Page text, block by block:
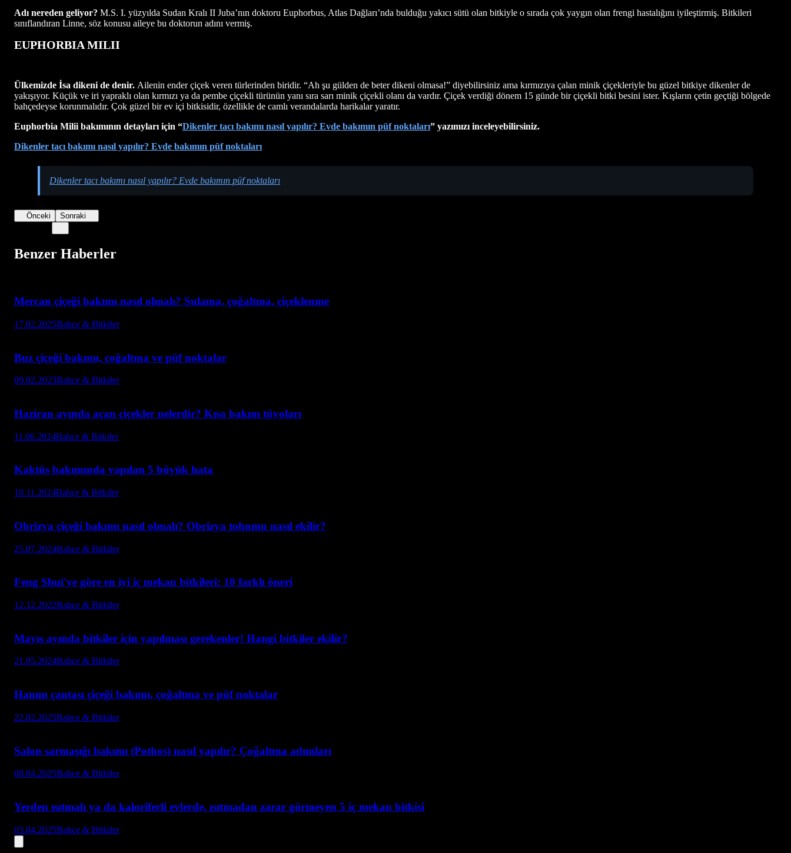
Adı nereden geliyor? M.S. I. yüzyılda Sudan Kralı II Juba’nın doktoru Euphorbus, Atlas Dağları’nda bulduğu yakıcı sütü olan bitkiyle o sırada çok yaygın olan frengi hastalığını iyileştirmiş. Bitkileri
sınıflandıran Linne, söz konusu aileye bu doktorun adını vermiş.
EUPHORBIA MILII
Ülkemizde İsa dikeni de denir. Ailenin ender çiçek veren türlerinden biridir. “Ah şu gülden de beter dikeni olmasa!” diyebilirsiniz ama kırmızıya çalan minik çiçekleriyle bu güzel bitkiye dikenler de
yakışıyor. Küçük ve iri yapraklı olan kırmızı ya da pembe çiçekli türünün yanı sıra sarı minik çiçekli olanı da vardır. Çiçek verdiği dönem 15 günde bir çiçekli bitki besini ister. Kışların çetin geçtiği bölgede
bahçedeyse korunmalıdır. Çok güzel bir ev içi bitkisidir, özellikle de camlı verandalarda harikalar yaratır.
Euphorbia Milii bakımının detayları için “Dikenler tacı bakımı nasıl yapılır? Evde bakımın püf noktaları” yazımızı inceleyebilirsiniz.
Dikenler tacı bakımı nasıl yapılır? Evde bakımın püf noktaları
Dikenler tacı bakımı nasıl yapılır? Evde bakımın püf noktaları
Önceki Sonraki
Benzer Haberler
Mercan çiçeği bakımı nasıl olmalı? Sulama, çoğaltma, çiçeklenme
17.02.2025Bahçe & Bitkiler
Buz çiçeği bakımı, çoğaltma ve püf noktalar
09.02.2023Bahçe & Bitkiler
Haziran ayında açan çiçekler nelerdir? Kısa bakım tüyoları
11.06.2024Bahçe & Bitkiler
Kaktüs bakımında yapılan 5 büyük hata
18.11.2024Bahçe & Bitkiler
Obrizya çiçeği bakımı nasıl olmalı? Obrizya tohumu nasıl ekilir?
25.07.2024Bahçe & Bitkiler
Feng Shui'ye göre en iyi iç mekan bitkileri: 10 farklı öneri
12.12.2022Bahçe & Bitkiler
Mayıs ayında bitkiler için yapılması gerekenler! Hangi bitkiler ekilir?
21.05.2024Bahçe & Bitkiler
Hanım çantası çiçeği bakımı, çoğaltma ve püf noktalar
22.02.2025Bahçe & Bitkiler
Salon sarmaşığı bakımı (Pothos) nasıl yapılır? Çoğaltma adımları
08.04.2025Bahçe & Bitkiler
Yerden ısıtmalı ya da kaloriferli evlerde, ısıtmadan zarar görmeyen 5 iç mekan bitkisi
03.04.2025Bahçe & Bitkiler